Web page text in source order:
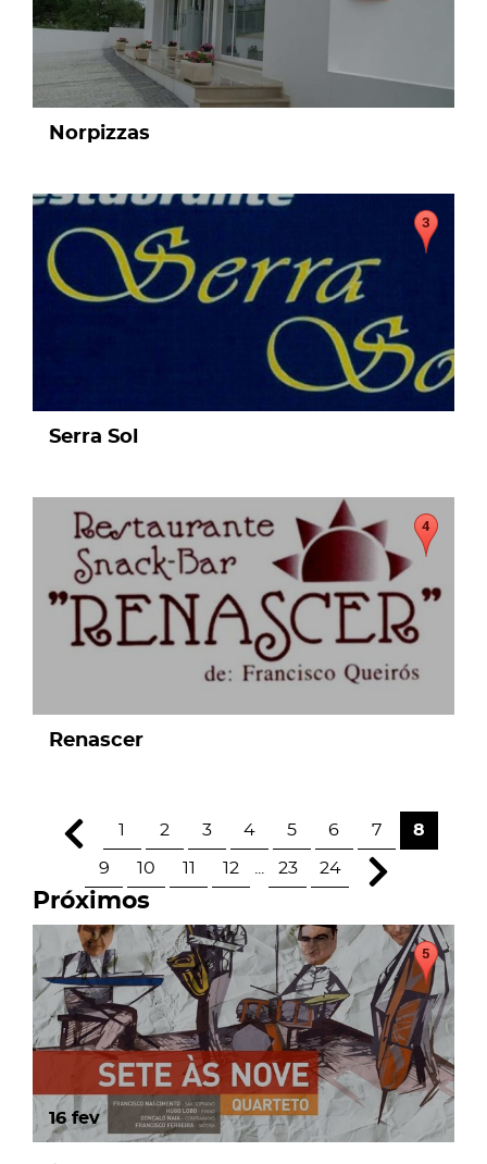
Norpizzas
page
Serra Sol
page
Renascer
1 2 3 4 5 6 7 8
9 10 11 12 23 24
Próximos
16 fev